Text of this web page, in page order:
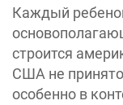
Каждый
строится
США не
особенно в